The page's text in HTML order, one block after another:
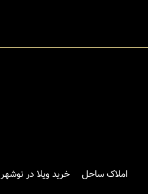
املاک ساحل
خرید ویلا در نوشهر